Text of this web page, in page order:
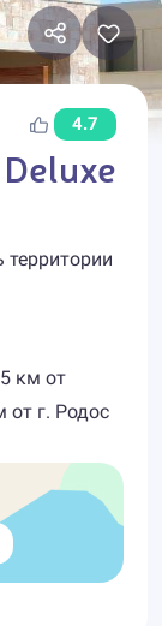
4.7
территории
км от
от г. Родос